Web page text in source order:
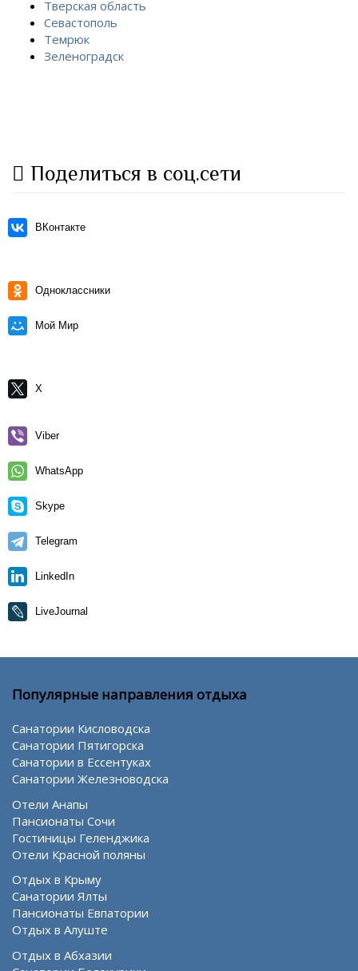
Тверская область
Севастополь
Темрюк
Зеленоградск
Поделиться в соц.сети
ВКонтакте
Одноклассники
Мой Мир
X
Viber
WhatsApp
Skype
Telegram
LinkedIn
LiveJournal
Популярные направления отдыха
Санатории Кисловодска
Санатории Пятигорска
Санатории в Ессентуках
Санатории Железноводска
Отели Анапы
Пансионаты Сочи
Гостиницы Геленджика
Отели Красной поляны
Отдых в Крыму
Санатории Ялты
Пансионаты Евпатории
Отдых в Алуште
Отдых в Абхазии